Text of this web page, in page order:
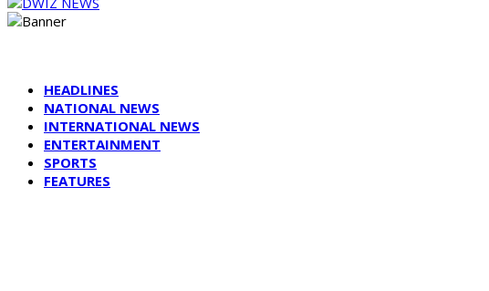
HEADLINES
NATIONAL NEWS
INTERNATIONAL NEWS
ENTERTAINMENT
SPORTS
FEATURES